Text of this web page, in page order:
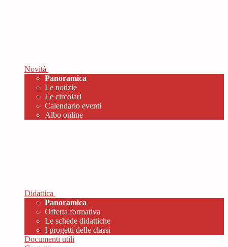
Novità
Panoramica
Le notizie
Le circolari
Calendario eventi
Albo online
Didattica
Panoramica
Offerta formativa
Le schede didattiche
I progetti delle classi
Documenti utili